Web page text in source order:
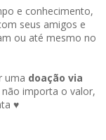
e conhecimento,
seus amigos e
ou até mesmo no
uma doação via
importa o valor,
♥